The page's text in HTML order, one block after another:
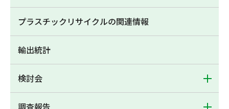
プラスチックリサイクルの関連情報
輸出統計
検討会
調査報告